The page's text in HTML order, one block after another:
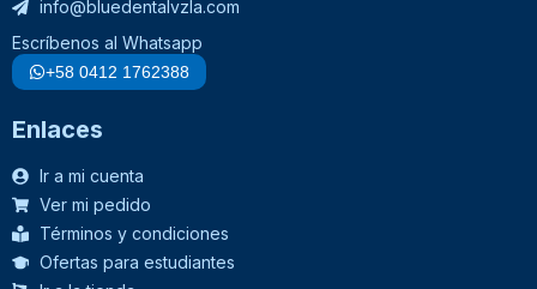
info@bluedentalvzla.com
Escríbenos al Whatsapp
+58 0412 1762388
Enlaces
Ir a mi cuenta
Ver mi pedido
Términos y condiciones
Ofertas para estudiantes